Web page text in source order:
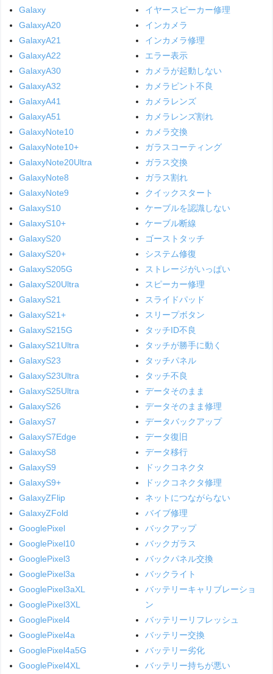
Galaxy
GalaxyA20
GalaxyA21
GalaxyA22
GalaxyA30
GalaxyA32
GalaxyA41
GalaxyA51
GalaxyNote10
GalaxyNote10+
GalaxyNote20Ultra
GalaxyNote8
GalaxyNote9
GalaxyS10
GalaxyS10+
GalaxyS20
GalaxyS20+
GalaxyS205G
GalaxyS20Ultra
GalaxyS21
GalaxyS21+
GalaxyS215G
GalaxyS21Ultra
GalaxyS23
GalaxyS23Ultra
GalaxyS25Ultra
GalaxyS26
GalaxyS7
GalaxyS7Edge
GalaxyS8
GalaxyS9
GalaxyS9+
GalaxyZFlip
GalaxyZFold
GooglePixel
GooglePixel10
GooglePixel3
GooglePixel3a
GooglePixel3aXL
GooglePixel3XL
GooglePixel4
GooglePixel4a
GooglePixel4a5G
GooglePixel4XL
イヤースピーカー修理
インカメラ
インカメラ修理
エラー表示
カメラが起動しない
カメラピント不良
カメラレンズ
カメラレンズ割れ
カメラ交換
ガラスコーティング
ガラス交換
ガラス割れ
クイックスタート
ケーブルを認識しない
ケーブル断線
ゴーストタッチ
システム修復
ストレージがいっぱい
スピーカー修理
スライドパッド
スリープボタン
タッチID不良
タッチが勝手に動く
タッチパネル
タッチ不良
データそのまま
データそのまま修理
データバックアップ
データ復旧
データ移行
ドックコネクタ
ドックコネクタ修理
ネットにつながらない
バイブ修理
バックアップ
バックガラス
バックパネル交換
バックライト
バッテリーキャリブレーショ
ン
バッテリーリフレッシュ
バッテリー交換
バッテリー劣化
バッテリー持ちが悪い